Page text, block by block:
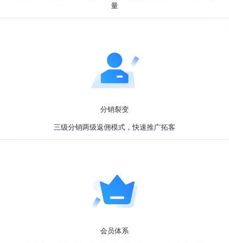
量
分销裂变
三级分销两级返佣模式，快速推广拓客
会员体系